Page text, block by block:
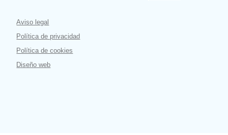
Aviso legal
Política de privacidad
Política de cookies
Diseño web